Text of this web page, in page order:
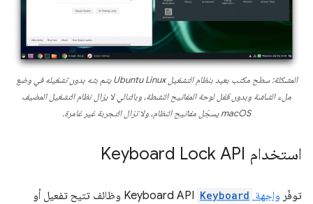
المشكلة: سطح مكتب بعيد بنظام التشغيل Ubuntu Linux يتم بثه بدونتشغيله في وضع
ملء الشاشة وبدونقفل لوحة المفاتيح النشطة، وبالتالي لا يزال نظام التشغيل المضيف
macOS يسجّل مفاتيح النظام، ولا تزال التجربة
غير غامرة.
استخدام Keyboard Lock API
توفّر واجهة Keyboard
Keyboard API وظائف تتيح تفعيل أو